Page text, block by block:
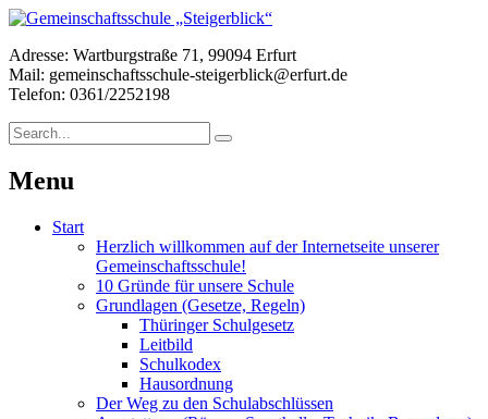
Adresse: Wartburgstraße 71, 99094 Erfurt
Mail: gemeinschaftsschule-steigerblick@erfurt.de
Telefon: 0361/2252198
Menu
Start
Herzlich willkommen auf der Internetseite unserer
Gemeinschaftsschule!
10 Gründe für unsere Schule
Grundlagen (Gesetze, Regeln)
Thüringer Schulgesetz
Leitbild
Schulkodex
Hausordnung
Der Weg zu den Schulabschlüssen